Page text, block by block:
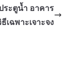
ระตูน้ำ อาคาร
เฉพาะเจาะจง